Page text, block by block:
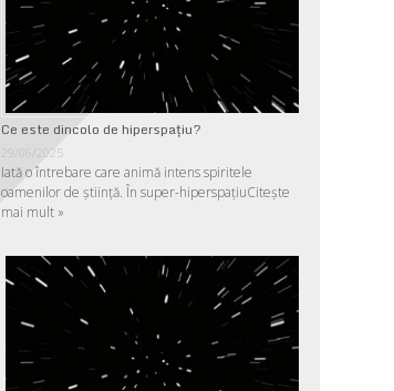
Ce este dincolo de hiperspaţiu?
29/06/2025
Iată o întrebare care animă intens spiritele
oamenilor de ştiinţă. În super-hiperspaţiuCitește
mai mult »